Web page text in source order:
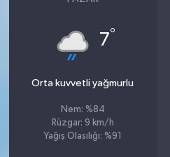
7°
Orta kuvvetli yağmurlu
Nem: %84
Rüzgar: 9 km/h
Yağış Olasılığı: %91